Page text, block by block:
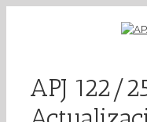
APJ 122/